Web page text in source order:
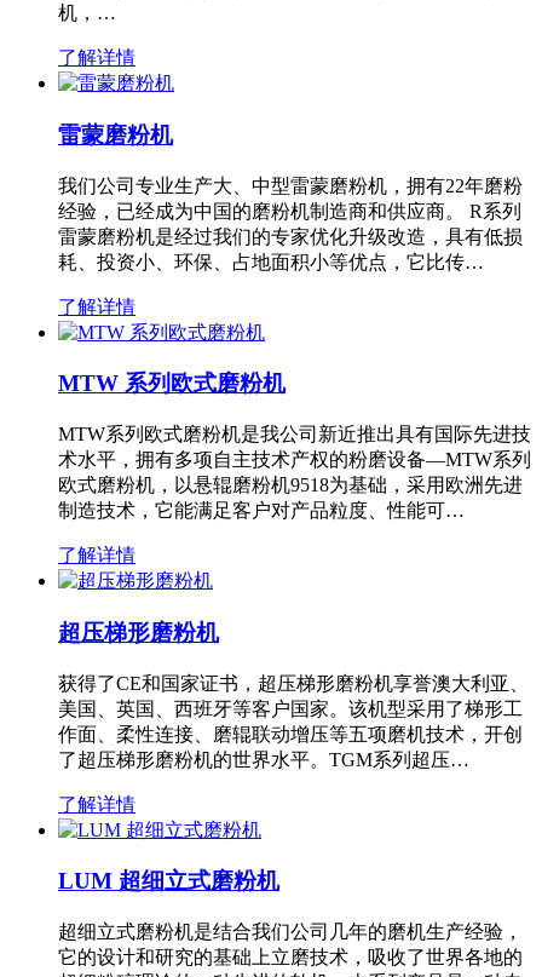
机，…
了解详情
雷蒙磨粉机
我们公司专业生产大、中型雷蒙磨粉机，拥有22年磨粉
经验，已经成为中国的磨粉机制造商和供应商。 R系列
雷蒙磨粉机是经过我们的专家优化升级改造，具有低损
耗、投资小、环保、占地面积小等优点，它比传…
了解详情
MTW 系列欧式磨粉机
MTW系列欧式磨粉机是我公司新近推出具有国际先进技
术水平，拥有多项自主技术产权的粉磨设备—MTW系列
欧式磨粉机，以悬辊磨粉机9518为基础，采用欧洲先进
制造技术，它能满足客户对产品粒度、性能可…
了解详情
超压梯形磨粉机
获得了CE和国家证书，超压梯形磨粉机享誉澳大利亚、
美国、英国、西班牙等客户国家。该机型采用了梯形工
作面、柔性连接、磨辊联动增压等五项磨机技术，开创
了超压梯形磨粉机的世界水平。TGM系列超压…
了解详情
LUM 超细立式磨粉机
超细立式磨粉机是结合我们公司几年的磨机生产经验，
它的设计和研究的基础上立磨技术，吸收了世界各地的